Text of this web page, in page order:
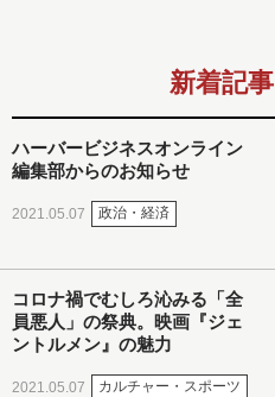
新着記事
ハーバービジネスオンライン
編集部からのお知らせ
2021.05.07 政治・経済
コロナ禍でむしろ沁みる「全
員悪人」の祭典。映画『ジェ
ントルメン』の魅力
2021.05.07 カルチャー・スポーツ